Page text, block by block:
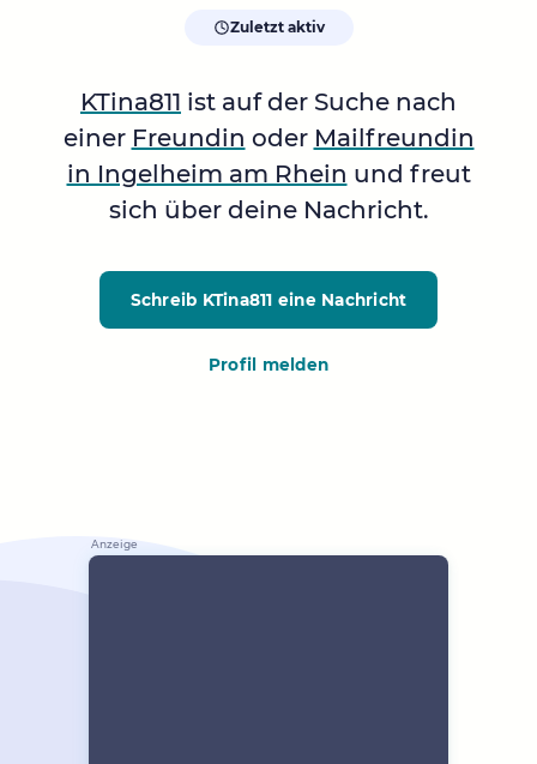
Zuletzt aktiv
KTina811 ist auf der Suche nach
einer Freundin oder Mailfreundin
in Ingelheim am Rhein und freut
sich über deine Nachricht.
Schreib KTina811 eine Nachricht
Profil melden